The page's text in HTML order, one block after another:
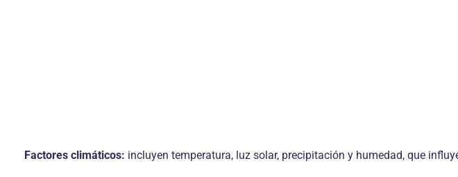
Factores climáticos: incluyen temperatura, luz solar, precipitación y humedad, que